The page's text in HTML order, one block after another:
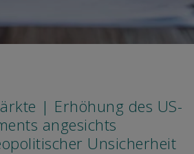
| Erhöhung des US-
angesichts
Unsicherheit